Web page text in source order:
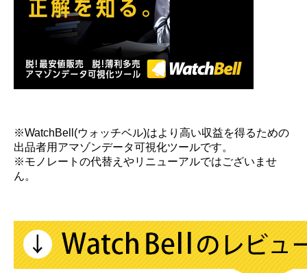
※WatchBell(ウォッチベル)はより高い収益を得るための
出品者用アマゾンデータ可視化ツールです。
※モノレートの代替えやリニューアルではございませ
ん。